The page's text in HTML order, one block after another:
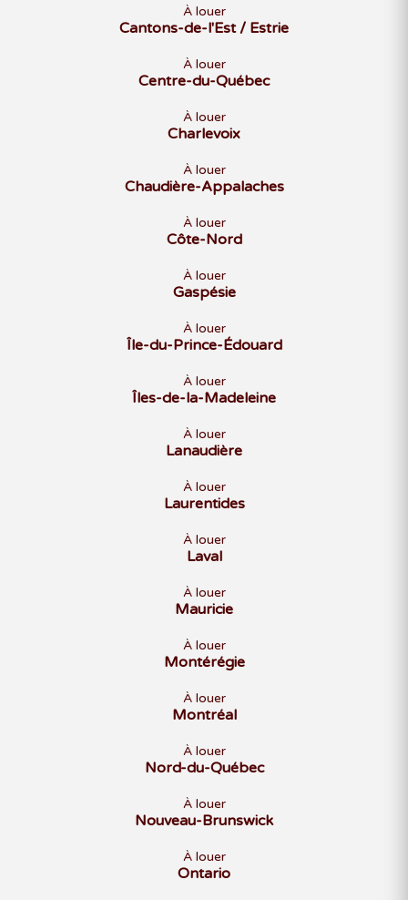
À louer
Cantons-de-l'Est / Estrie
À louer
Centre-du-Québec
À louer
Charlevoix
À louer
Chaudière-Appalaches
À louer
Côte-Nord
À louer
Gaspésie
À louer
Île-du-Prince-Édouard
À louer
Îles-de-la-Madeleine
À louer
Lanaudière
À louer
Laurentides
À louer
Laval
À louer
Mauricie
À louer
Montérégie
À louer
Montréal
À louer
Nord-du-Québec
À louer
Nouveau-Brunswick
À louer
Ontario